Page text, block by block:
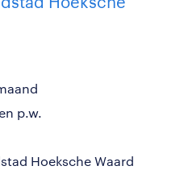
p.w.
Hoeksche Waard